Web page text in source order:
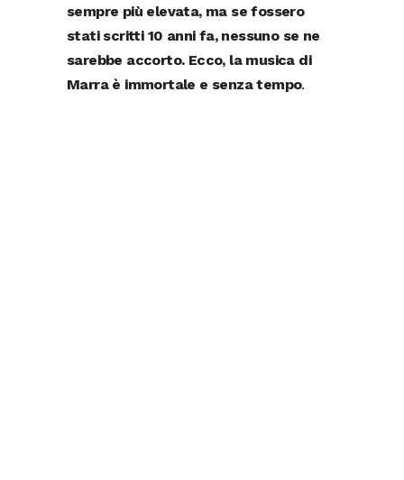
sempre più elevata, ma se fossero
stati scritti 10 anni fa, nessuno se ne
sarebbe accorto. Ecco, la musica di
Marra è immortale e senza tempo.